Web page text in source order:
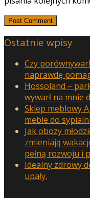
Ostatnie wpisy
Czy
naprawdę
Hossoland –
wywarł na mnie
Sklep meblowy
meble do
Jak obozy
zmieniają
pełną rozwoju i
Idealny zdrowy
upały.